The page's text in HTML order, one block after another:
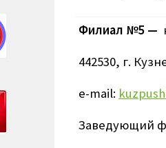
Филиал №5 —
442530, г.
e-mail:
Заведующий